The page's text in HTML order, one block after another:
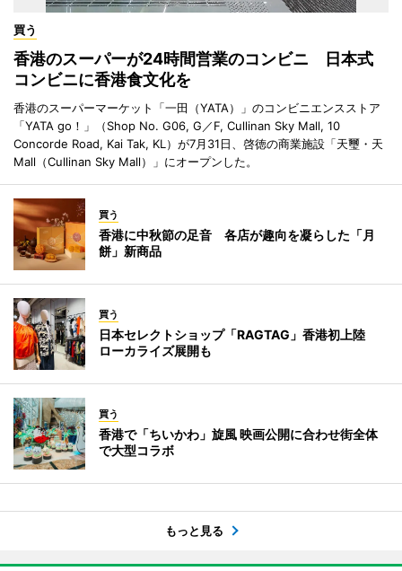
買う
香港のスーパーが24時間営業のコンビニ 日本式
コンビニに香港食文化を
香港のスーパーマーケット「一田（YATA）」のコンビニエンスストア
「YATA go！」（Shop No. G06, G／F, Cullinan Sky Mall, 10
Concorde Road, Kai Tak, KL）が7月31日、啓徳の商業施設「天璽・天
Mall（Cullinan Sky Mall）」にオープンした。
買う
香港に中秋節の足音 各店が趣向を凝らした「月
餅」新商品
買う
日本セレクトショップ「RAGTAG」香港初上陸
ローカライズ展開も
買う
香港で「ちいかわ」旋風 映画公開に合わせ街全体
で大型コラボ
もっと見る